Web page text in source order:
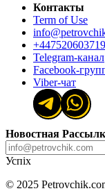
Контакты
Term of Use
+447520603719
Telegram-канал
Facebook-
Viber-чат
Новостная
Успіх
© 2025